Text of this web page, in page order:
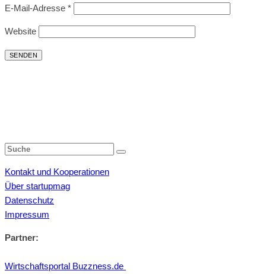
E-Mail-Adresse *
Website
Kontakt und Kooperationen
Über startupmag
Datenschutz
Impressum
Partner:
Wirtschaftsportal Buzzness.de